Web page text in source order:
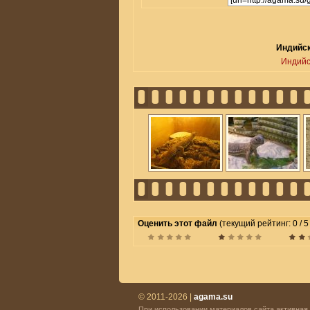
Оценить этот файл (текущий рейтинг: 0 /
© 2011-2026 | agama.su